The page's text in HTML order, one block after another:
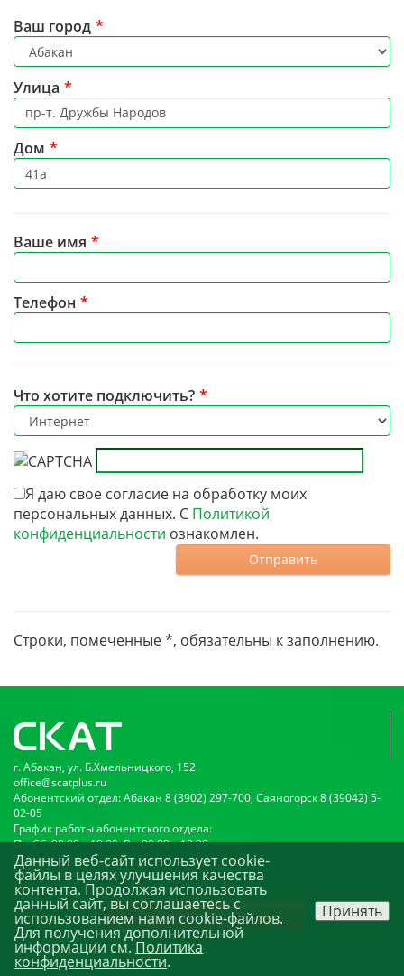
Ваш город *
Улица *
Дом *
Ваше имя *
Телефон *
Что хотите подключить? *
Я даю свое согласие на обработку моих
персональных данных. С Политикой
конфиденциальности ознакомлен.
Строки, помеченные *, обязательны к заполнению.
г. Абакан, ул. Б.Хмельницкого, 152
office@scatplus.ru
Абонентский отдел: Абакан 8 (3902) 297-700, Саяногорск 8 (39042) 5-
02-05
График работы абонентского отдела:
Пн-Сб: 08:00 – 19:00, Вс: 09:00 – 18:00
Публичная оферта
Политика конфиденциальности
Подключиться
© ООО «НПО «Скат». 2026
Данный веб-сайт использует cookie-
файлы в целях улучшения качества
контента. Продолжая использовать
данный сайт, вы соглашаетесь с
использованием нами cookie-файлов.
Для получения дополнительной
информации см.Политика
конфиденциальности.
Принять